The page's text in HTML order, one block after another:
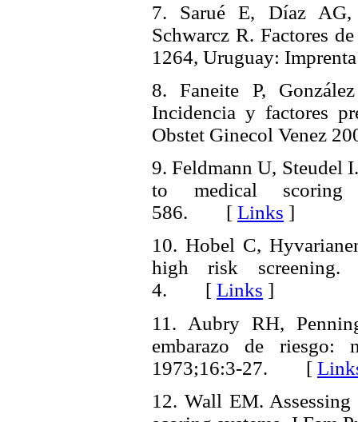
7. Sarué E, Díaz
Schwarcz R. Factores
1264, Uruguay:
8. Faneite P,
Incidencia y factores
Obstet Ginecol
9. Feldmann U, Steudel
to medical scoring
586. [ Links ]
10. Hobel C,
high risk screening.
4. [ Links ]
11. Aubry RH,
embarazo de riesgo:
1973;16:3-27. [
12. Wall EM.